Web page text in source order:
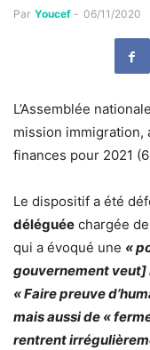
Par Youcef - 06/11/2020
L’Assemblée
mission
finances pour 2021 (
Le dispositif a été
déléguée chargée
qui a évoqué une «
gouvernement veut]
« Faire preuve
mais aussi de «
rentrent